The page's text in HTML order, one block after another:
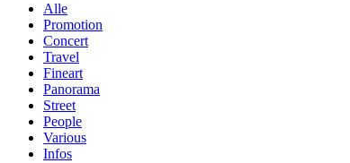
Alle
Promotion
Concert
Travel
Fineart
Panorama
Street
People
Various
Infos